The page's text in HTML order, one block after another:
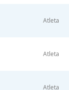
Atleta
Atleta
Atleta